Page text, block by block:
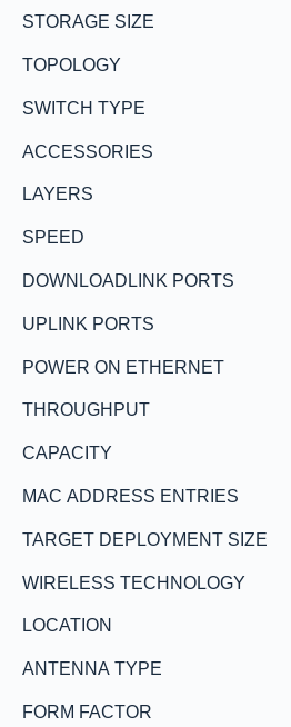
STORAGE SIZE
TOPOLOGY
SWITCH TYPE
ACCESSORIES
LAYERS
SPEED
DOWNLOADLINK PORTS
UPLINK PORTS
POWER ON ETHERNET
THROUGHPUT
CAPACITY
MAC ADDRESS ENTRIES
TARGET DEPLOYMENT SIZE
WIRELESS TECHNOLOGY
LOCATION
ANTENNA TYPE
FORM FACTOR